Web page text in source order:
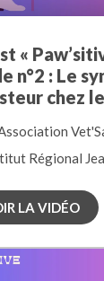
«
n°2 : Le
chez
Régional
LA VIDÉO